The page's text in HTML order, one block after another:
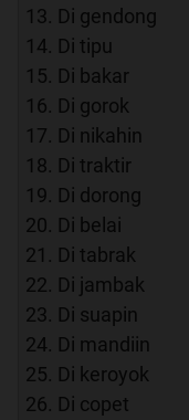
13. Di gendong
14. Di tipu
15. Di bakar
16. Di gorok
17. Di nikahin
18. Di traktir
19. Di dorong
20. Di belai
21. Di tabrak
22. Di jambak
23. Di suapin
24. Di mandiin
25. Di keroyok
26. Di copet